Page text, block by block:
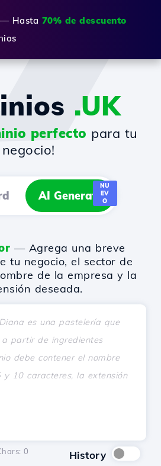
— Hasta 70% de descuento
.UK
perfecto para tu
negocio!
AI Generator
NU
EV
O
— Agrega una breve
tu negocio, el sector de
de la empresa y la
deseada.
0 History